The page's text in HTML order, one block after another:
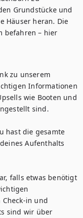
Grundstücke und
Häuser heran. Die
befahren – hier
zu unserem
Informationen
wie Booten und
sind.
hast die gesamte
Aufenthalts
falls etwas benötigt
in und
sind wir über